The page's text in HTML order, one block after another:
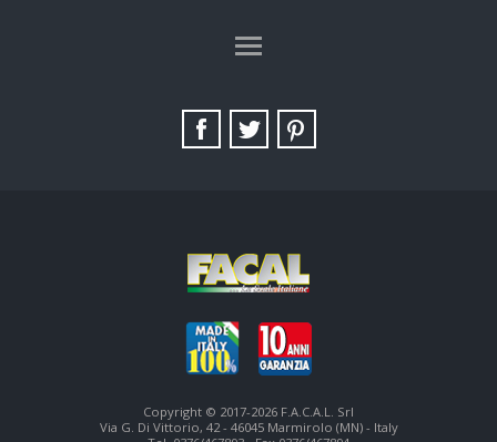
SITE MAP
Copyright © 2017-2026 F.A.C.A.L. Srl
Via G. Di Vittorio, 42 - 46045 Marmirolo (MN) - Italy